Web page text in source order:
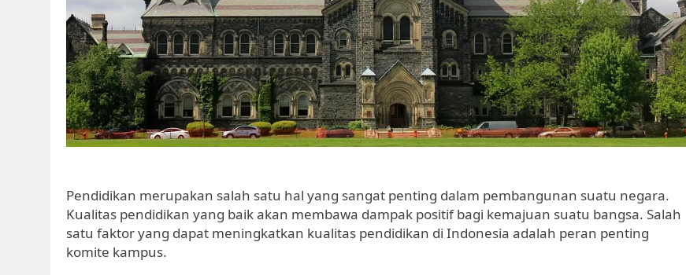
Pendidikan merupakan salah satu hal yang sangat penting dalam pembangunan suatu negara.
Kualitas pendidikan yang baik akan membawa dampak positif bagi kemajuan suatu bangsa. Salah
satu faktor yang dapat meningkatkan kualitas pendidikan di Indonesia adalah peran penting
komite kampus.